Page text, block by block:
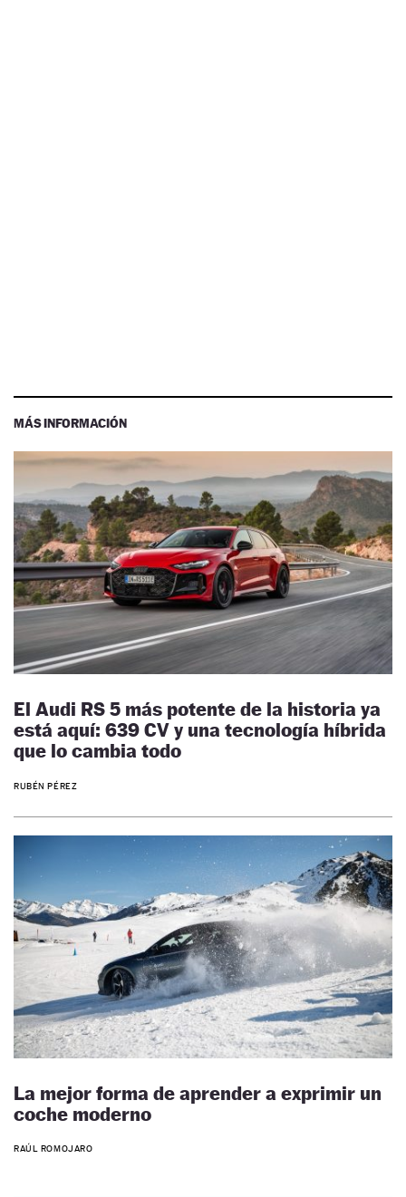
MÁS INFORMACIÓN
El Audi RS 5 más potente de la historia ya
está aquí: 639 CV y una tecnología híbrida
que lo cambia todo
RUBÉN PÉREZ
La mejor forma de aprender a exprimir un
coche moderno
RAÚL ROMOJARO